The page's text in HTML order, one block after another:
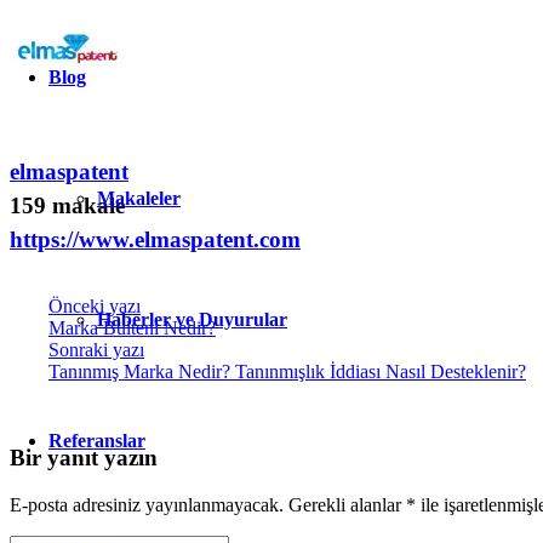
Blog
Makaleler
Haberler ve Duyurular
Referanslar
elmaspatent
159 makale
https://www.elmaspatent.com
Önceki yazı
Marka Bülteni Nedir?
Sonraki yazı
Tanınmış Marka Nedir? Tanınmışlık İddiası Nasıl Desteklenir?
Bir yanıt yazın
E-posta adresiniz yayınlanmayacak. Gerekli alanlar * ile